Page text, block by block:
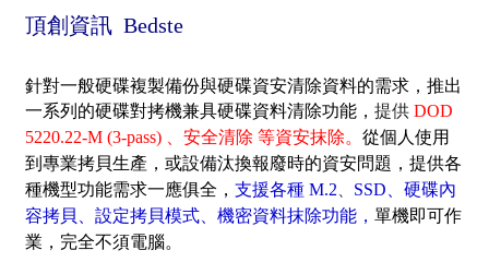
頂創資訊 Bedste
針對一般硬碟複製備份與硬碟資安清除資料的需求，推出
一系列的硬碟對拷機兼具硬碟資料清除功能， 提供DOD
5220.22-M (3-pass) 、安全清除 等資安抹除。 從個人使用
到專業拷貝生產，或設備汰換報廢時的資安問題，提供各
種機型功能需求一應俱全， 支援各種 M.2、 SSD、硬碟內
容拷貝、設定拷貝模式、機密資料抹除功能， 單機即可作
業，完全不須電腦。